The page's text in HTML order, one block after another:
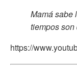
Mamá sabe
tiempos son
https://